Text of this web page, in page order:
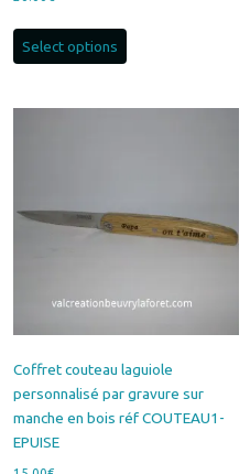
Select options
Coffret couteau laguiole
personnalisé par gravure sur
manche en bois réf COUTEAU1-
EPUISE